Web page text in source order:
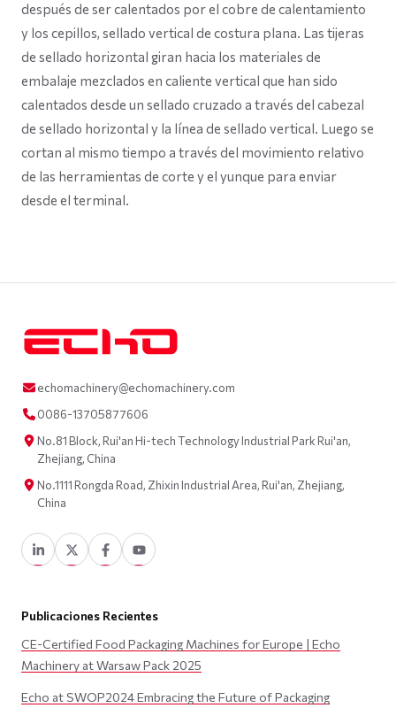
después de ser calentados por el cobre de calentamiento
y los cepillos, sellado vertical de costura plana. Las tijeras
de sellado horizontal giran hacia los materiales de
embalaje mezclados en caliente vertical que han sido
calentados desde un sellado cruzado a través del cabezal
de sellado horizontal y la línea de sellado vertical. Luego se
cortan al mismo tiempo a través del movimiento relativo
de las herramientas de corte y el yunque para enviar
desde el terminal.
echomachinery@echomachinery.com
0086-13705877606
No.81 Block, Rui'an Hi-tech Technology Industrial Park Rui'an,
Zhejiang, China
No.1111 Rongda Road, Zhixin Industrial Area, Rui'an, Zhejiang,
China
Publicaciones Recientes
CE-Certified Food Packaging Machines for Europe | Echo
Machinery at Warsaw Pack 2025
Echo at SWOP2024 Embracing the Future of Packaging